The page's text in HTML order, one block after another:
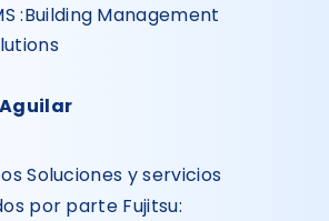
:Building Management
Soluciones y servicios
por parte Fujitsu: